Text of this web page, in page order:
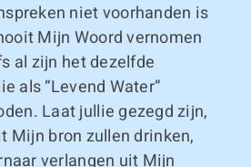
niet voorhanden is
Mijn Woord vernomen
al zijn het dezelfde
als “Levend Water”
Laat jullie gezegd zijn,
Mijn bron zullen drinken,
verlangen uit Mijn